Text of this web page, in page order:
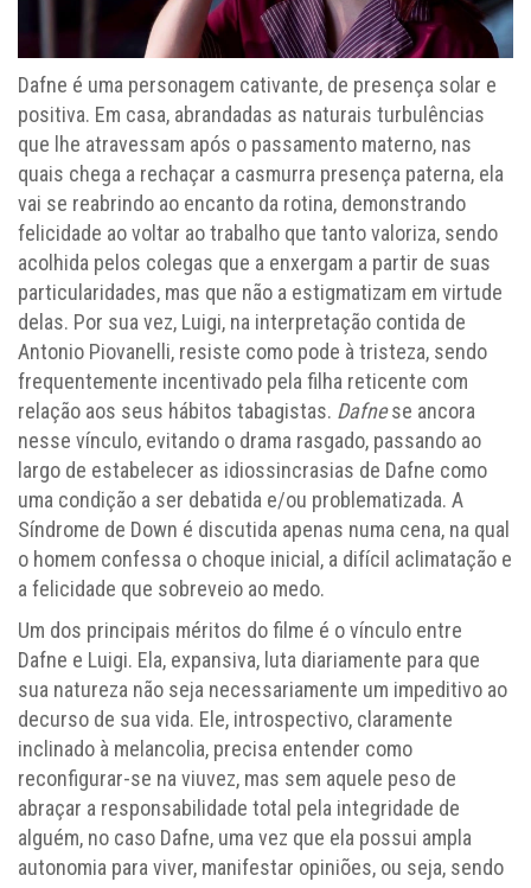
Dafne é uma personagem cativante, de presença solar e
positiva. Em casa, abrandadas as naturais turbulências
que lhe atravessam após o passamento materno, nas
quais chega a rechaçar a casmurra presença paterna, ela
vai se reabrindo ao encanto da rotina, demonstrando
felicidade ao voltar ao trabalho que tanto valoriza, sendo
acolhida pelos colegas que a enxergam a partir de suas
particularidades, mas que não a estigmatizam em virtude
delas. Por sua vez, Luigi, na interpretação contida de
Antonio Piovanelli, resiste como pode à tristeza, sendo
frequentemente incentivado pela filha reticente com
relação aos seus hábitos tabagistas. Dafnese ancora
nesse vínculo, evitando o drama rasgado, passando ao
largo de estabelecer as idiossincrasias de Dafne como
uma condição a ser debatida e/ou problematizada. A
Síndrome de Down é discutida apenas numa cena, na qual
o homem confessa o choque inicial, a difícil aclimatação e
a felicidade que sobreveio ao medo.
Um dos principais méritos do filme é o vínculo entre
Dafne e Luigi. Ela, expansiva, luta diariamente para que
sua natureza não seja necessariamente um impeditivo ao
decurso de sua vida. Ele, introspectivo, claramente
inclinado à melancolia, precisa entender como
reconfigurar-se na viuvez, mas sem aquele peso de
abraçar a responsabilidade total pela integridade de
alguém, no caso Dafne, uma vez que ela possui ampla
autonomia para viver, manifestar opiniões, ou seja, sendo